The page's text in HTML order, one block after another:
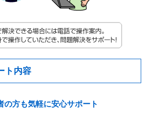
ト内容
の方も気軽に安心サポート